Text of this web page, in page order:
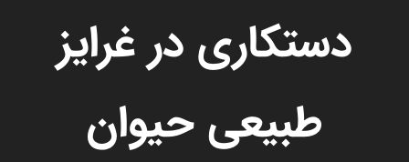
دستکاری در غرایز
طبیعی حیوان